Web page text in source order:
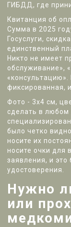
ГИБДД, где
Квитанция об
Сумма в 2025
Госуслуги,
единственный
Никто не имеет
обслуживание»,
фиксированная,
Фото - 3х4 см,
сделать в любом
было четко
носите их
носите очки для
заявления, и это
удостоверения.
Нужно
или